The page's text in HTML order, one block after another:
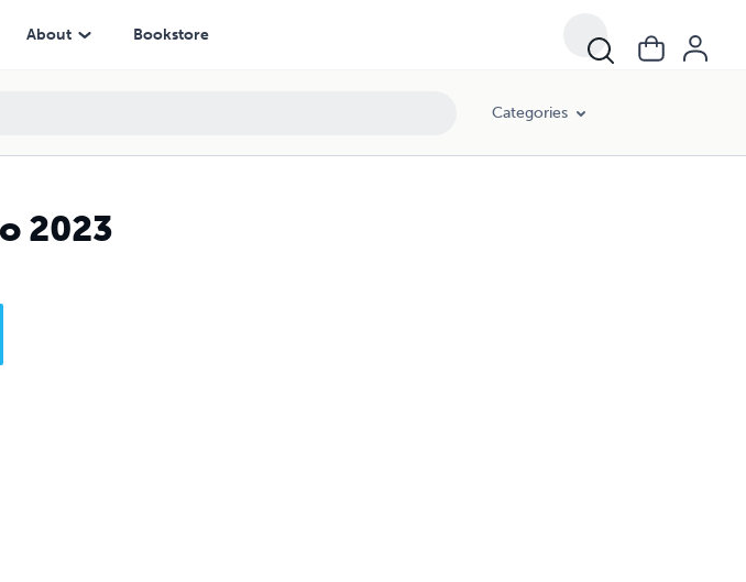
About Bookstore
Categories
2023